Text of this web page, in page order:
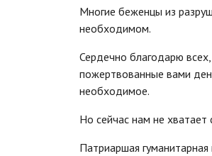
Многие беженцы из
необходимом.
Сердечно благодарю
пожертвованные вами
необходимое.
Но сейчас нам не
Патриаршая